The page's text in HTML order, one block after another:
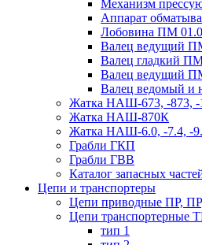
Механизм
Аппарат
Лобовина ПМ
Валец ведущий
Валец гладкий
Валец ведущий
Валец ведомый и
Жатка НАШ-673, -873, -
Жатка НАШ-870К
Жатка НАШ-6.0, -7.4, -
Грабли ГКП
Грабли ГВВ
Каталог запасных
Цепи и транспортеры
Цепи приводные ПР,
Цепи транспортерные
тип 1